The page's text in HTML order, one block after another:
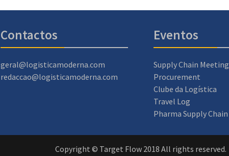
Contactos
geral@logisticamoderna.com
redaccao@logisticamoderna.com
Eventos
Supply Chain Meeting
Procurement
Clube da Logística
Travel Log
Pharma Supply Chain
Copyright © Target Flow 2018 All rights reserved.